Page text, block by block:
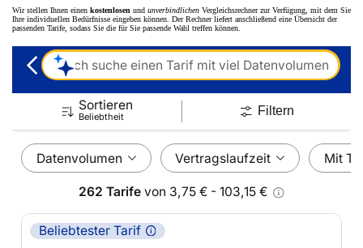
Wir stellen Ihnen einen kostenlosen und unverbindlichen Vergleichsrechner zur Verfügung, mit dem Sie
Ihre individuellen Bedürfnisse eingeben können. Der Rechner liefert anschließend eine Übersicht der
passenden Tarife, sodass Sie die für Sie passende Wahl treffen können.